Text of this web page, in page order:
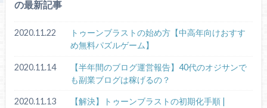
の最新記事
2020.11.22
トゥーンブラストの始め方【中高年向けおすす
め無料パズルゲーム】
2020.11.14
【半年間のブログ運営報告】40代のオジサンで
も副業ブログは稼げるの？
2020.11.13
【解決】トゥーンブラストの初期化手順 |